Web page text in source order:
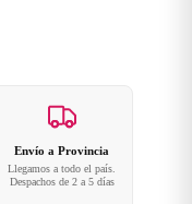
Envío a Provincia
Llegamos a todo el país.
Despachos de 2 a 5 días